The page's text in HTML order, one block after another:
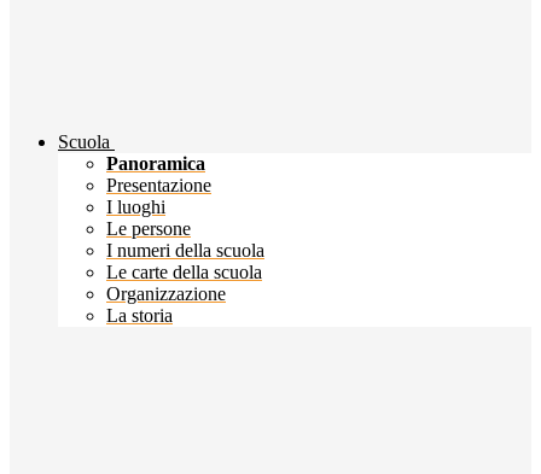
Scuola
Panoramica
Presentazione
I luoghi
Le persone
I numeri della scuola
Le carte della scuola
Organizzazione
La storia